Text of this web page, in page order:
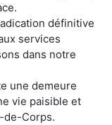
définitive
services
dans notre
une demeure
vie paisible et
de-Corps.